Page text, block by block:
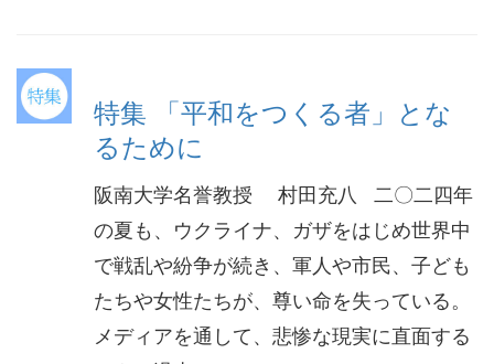
特集 「平和をつくる者」とな
るために
阪南大学名誉教授 村田充八 二〇二四年
の夏も、ウクライナ、ガザをはじめ世界中
で戦乱や紛争が続き、軍人や市民、子ども
たちや女性たちが、尊い命を失っている。
メディアを通して、悲惨な現実に直面する